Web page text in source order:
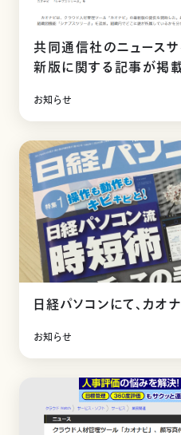
共同通信社のニュースサ
新版に関する記事が掲
お知らせ
日経パソコンにて、カオ
お知らせ